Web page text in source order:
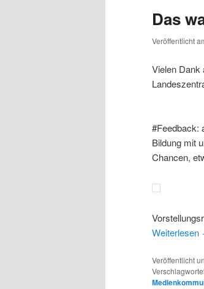
Das
Veröffentlicht
Vielen Dank
#Feedback:
Bildung mit
Chancen,
Weiterlesen
Veröffentlicht